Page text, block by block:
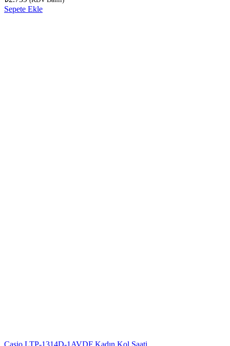
Sepete Ekle
Casio LTP-1314D-1AVDF Kadın Kol Saati